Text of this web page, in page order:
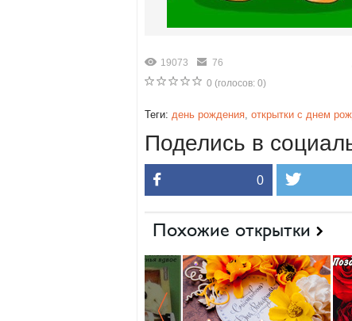
19073
76
0 (голосов: 0)
Теги: день рождения, открытки с днем
Поделись в
0
Похожие открытки